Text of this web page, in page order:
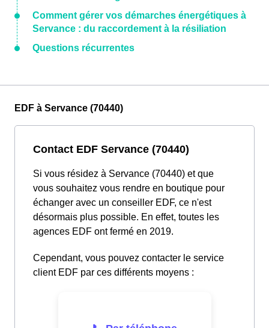
Comment gérer vos démarches énergétiques à
Servance : du raccordement à la résiliation
Questions récurrentes
EDF à Servance (70440)
Contact EDF Servance (70440)
Si vous résidez à Servance (70440) et que
vous souhaitez vous rendre en boutique pour
échanger avec un conseiller EDF, ce n'est
désormais plus possible. En effet, toutes les
agences EDF ont fermé en 2019.
Cependant, vous pouvez contacter le service
client EDF par ces différents moyens :